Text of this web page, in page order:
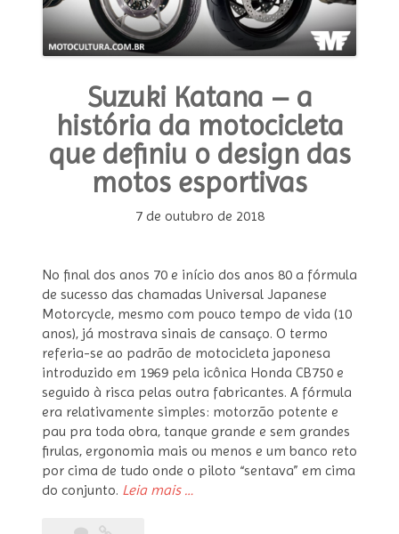
Suzuki Katana – a
história da motocicleta
que definiu o design das
motos esportivas
7 de outubro de 2018
No final dos anos 70 e início dos anos 80 a fórmula
de sucesso das chamadas Universal Japanese
Motorcycle, mesmo com pouco tempo de vida (10
anos), já mostrava sinais de cansaço. O termo
referia-se ao padrão de motocicleta japonesa
introduzido em 1969 pela icônica Honda CB750 e
seguido à risca pelas outra fabricantes. A fórmula
era relativamente simples: motorzão potente e
pau pra toda obra, tanque grande e sem grandes
firulas, ergonomia mais ou menos e um banco reto
por cima de tudo onde o piloto “sentava” em cima
do conjunto. Leia mais “Suzuki
…